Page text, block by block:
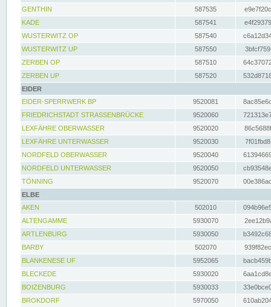
GENTHIN
587535
KADE
587541
WUSTERWITZ OP
587540
WUSTERWITZ UP
587550
ZERBEN OP
587510
ZERBEN UP
587520
EIDER
EIDER-SPERRWERK BP
9520081
FRIEDRICHSTADT STRASSENBRÜCKE
9520060
LEXFÄHRE OBERWASSER
9520020
LEXFÄHRE UNTERWASSER
9520030
NORDFELD OBERWASSER
9520040
NORDFELD UNTERWASSER
9520050
TÖNNING
9520070
ELBE
AKEN
502010
ALTENGAMME
5930070
ARTLENBURG
5930050
BARBY
502070
BLANKENESE UF
5952065
BLECKEDE
5930020
BOIZENBURG
5930033
BROKDORF
5970050